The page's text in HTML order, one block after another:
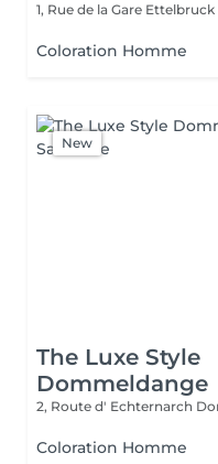
1, Rue de la Gare Ettelbruck
Coloration Homme
New
The Luxe Style
Dommeldange
2, Route d' Echternarch
Coloration Homme